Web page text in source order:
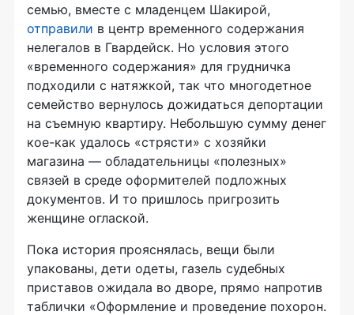
семью, вместе с младенцем Шакирой,
отправили в центр временного содержания
нелегалов в Гвардейск. Но условия этого
«временного содержания» для грудничка
подходили с натяжкой, так что многодетное
семейство вернулось дожидаться депортации
на съемную квартиру. Небольшую сумму денег
кое-как удалось «стрясти» с хозяйки
магазина — обладательницы «полезных»
связей в среде оформителей подложных
документов. И то пришлось пригрозить
женщине оглаской.
Пока история прояснялась, вещи были
упакованы, дети одеты, газель судебных
приставов ожидала во дворе, прямо напротив
таблички «Оформление и проведение похорон.